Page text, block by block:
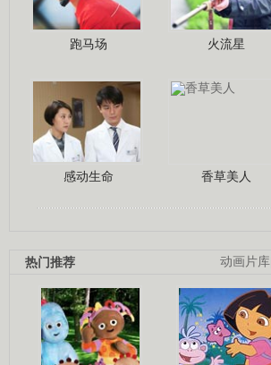
跑马场 火流星
感动生命 香草美人
动画片库
热门推荐